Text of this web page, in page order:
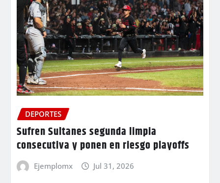
DEPORTES
Sufren Sultanes segunda limpia
consecutiva y ponen en riesgo playoffs
Ejemplomx Jul 31, 2026